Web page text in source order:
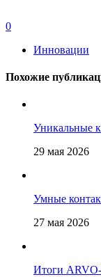
0
Инновации
Похожие
Уникальные
29 мая 2026
Умные
27 мая 2026
Итоги ARVO-